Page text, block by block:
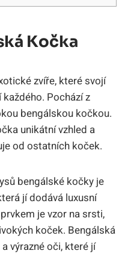
Kočka
zvíře, které svojí
Pochází z
bengálskou kočkou.
unikátní vzhled a
od ostatních koček.
bengálské kočky je
jí dodává luxusní
je vzor na srsti,
koček. Bengálská
výrazné oči, které jí